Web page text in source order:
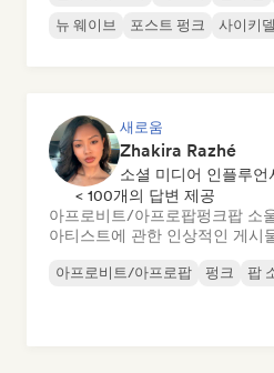
뉴 웨이브
포스트 펑크 사이키
새로움
Zhakira Razhé
소셜 미디어 인플루언
< 100개의 답변 제공
아프로비트/아프로팝펑크팝 소
아티스트에 관한 인상적인 게시
아프로비트/아프로팝 펑크 팝